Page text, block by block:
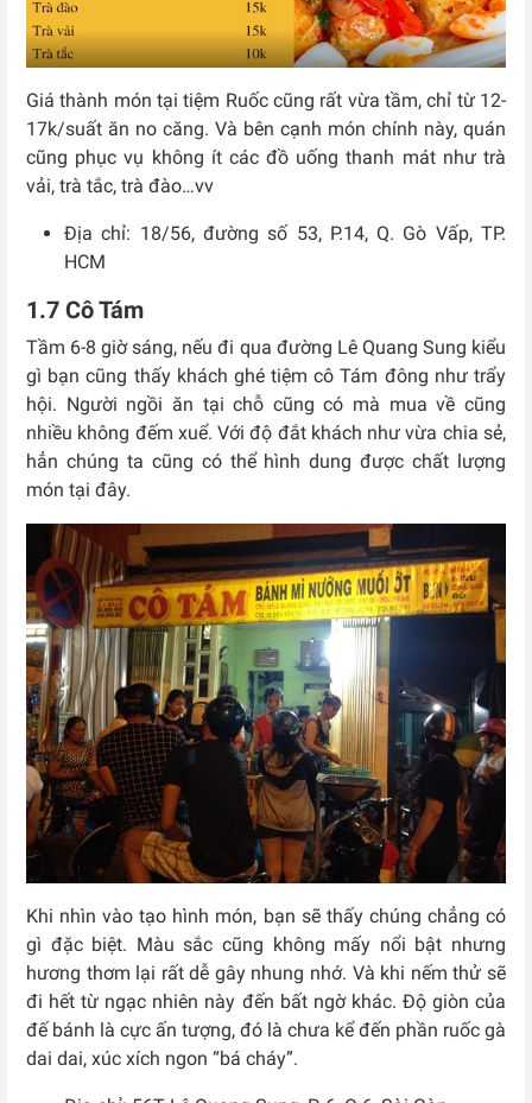
Giá thành món tại tiệm Ruốc cũng rất vừa tầm, chỉ từ 12-
17k/suất ăn no căng. Và bên cạnh món chính này, quán
cũng phục vụ không ít các đồ uống thanh mát như trà
vải, trà tắc, trà đào…vv
Địa chỉ: 18/56, đường số 53, P.14, Q. Gò Vấp, TP.
HCM
1.7 Cô Tám
Tầm 6-8 giờ sáng, nếu đi qua đường Lê Quang Sung kiểu
gì bạn cũng thấy khách ghé tiệm cô Tám đông như trẩy
hội. Người ngồi ăn tại chỗ cũng có mà mua về cũng
nhiều không đếm xuể. Với độ đắt khách như vừa chia sẻ,
hẳn chúng ta cũng có thể hình dung được chất lượng
món tại đây.
Khi nhìn vào tạo hình món, bạn sẽ thấy chúng chẳng có
gì đặc biệt. Màu sắc cũng không mấy nổi bật nhưng
hương thơm lại rất dễ gây nhung nhớ. Và khi nếm thử sẽ
đi hết từ ngạc nhiên này đến bất ngờ khác. Độ giòn của
đế bánh là cực ấn tượng, đó là chưa kể đến phần ruốc gà
dai dai, xúc xích ngon “bá cháy”.